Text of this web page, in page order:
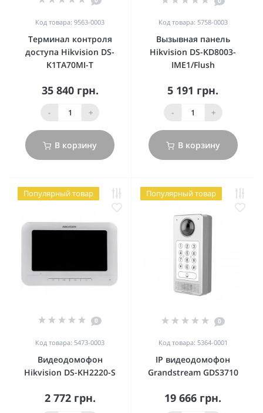
Код товара: 9563-0003
Терминал контроля
доступа Hikvision DS-
K1TA70MI-T
35 840 грн.
- +
В корзину
Код товара: 5758-0003
Вызывная панель
Hikvision DS-KD8003-
IME1/Flush
5 191 грн.
- +
В корзину
Популярный товар
0
Код товара: 5473-0003
Видеодомофон
Hikvision DS-KH2220-S
2 772 грн.
Популярный товар
0
Код товара: 5364-0001
IP видеодомофон
Grandstream GDS3710
19 666 грн.